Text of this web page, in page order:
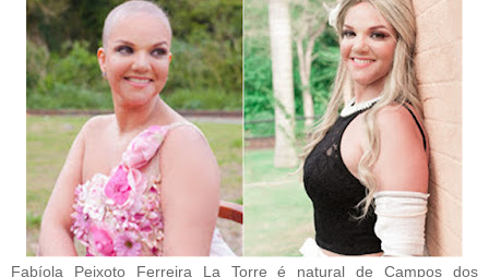
Fabíola Peixoto Ferreira La Torre é natural de Campos dos